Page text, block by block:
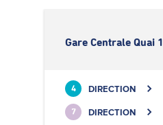
Gare Centrale Quai 1
4 DIRECTION
7 DIRECTION